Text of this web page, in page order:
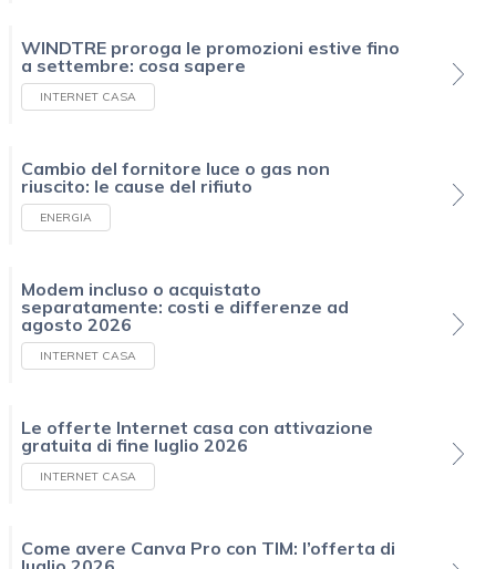
WINDTRE proroga le promozioni estive fino
a settembre: cosa sapere
INTERNET CASA
Cambio del fornitore luce o gas non
riuscito: le cause del rifiuto
ENERGIA
Modem incluso o acquistato
separatamente: costi e differenze ad
agosto 2026
INTERNET CASA
Le offerte Internet casa con attivazione
gratuita di fine luglio 2026
INTERNET CASA
Come avere Canva Pro con TIM: l’offerta di